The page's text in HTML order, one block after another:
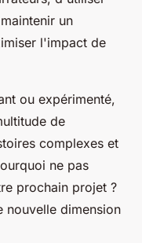
un
l'impact de
ou expérimenté,
de
complexes et
ne pas
prochain projet ?
nouvelle dimension